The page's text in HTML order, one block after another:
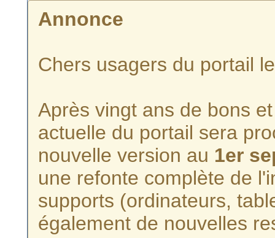
Annonce
Chers usagers du portail
Après vingt ans de bons
actuelle du portail sera
nouvelle version au 1er
une refonte complète de
supports (ordinateurs,
également de nouvelles